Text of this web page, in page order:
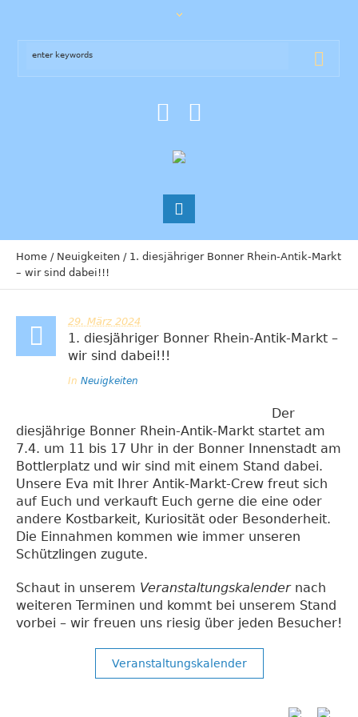
Home / Neuigkeiten / 1. diesjähriger Bonner Rhein-Antik-Markt
– wir sind dabei!!!
29. März 2024
1. diesjähriger Bonner Rhein-Antik-Markt –
wir sind dabei!!!
In Neuigkeiten
Der
diesjährige Bonner Rhein-Antik-Markt startet am
7.4. um 11 bis 17 Uhr in der Bonner Innenstadt am
Bottlerplatz und wir sind mit einem Stand dabei.
Unsere Eva mit Ihrer Antik-Markt-Crew freut sich
auf Euch und verkauft Euch gerne die eine oder
andere Kostbarkeit, Kuriosität oder Besonderheit.
Die Einnahmen kommen wie immer unseren
Schützlingen zugute.
Schaut in unserem Veranstaltungskalendernach
weiteren Terminen und kommt bei unserem Stand
vorbei – wir freuen uns riesig über jeden Besucher!
Veranstaltungskalender